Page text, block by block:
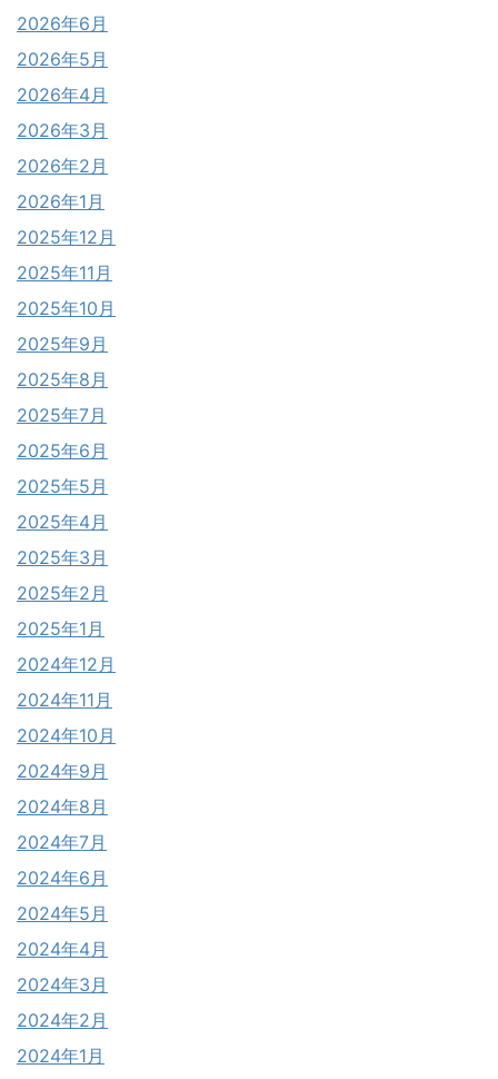
2026年6月
2026年5月
2026年4月
2026年3月
2026年2月
2026年1月
2025年12月
2025年11月
2025年10月
2025年9月
2025年8月
2025年7月
2025年6月
2025年5月
2025年4月
2025年3月
2025年2月
2025年1月
2024年12月
2024年11月
2024年10月
2024年9月
2024年8月
2024年7月
2024年6月
2024年5月
2024年4月
2024年3月
2024年2月
2024年1月